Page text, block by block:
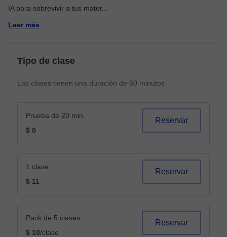
IA para sobrevivir a tus mater...
Leer más
Tipo de clase
Las clases tienen una duración de 60 minutos
Prueba de 20 min.
$ 0
Reservar
1 clase
$ 11
Reservar
Pack de 5 clases
$ 10/clase
Reservar